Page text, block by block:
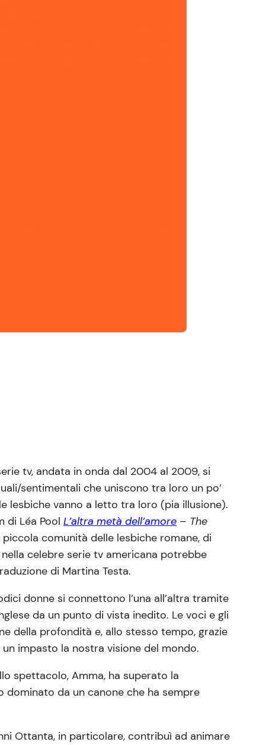
tv, andata in onda dal 2004 al 2009, si
sentimentali che uniscono tra loro un po’
lesbiche vanno a letto tra loro (pia illusione).
di Léa Pool L’altra metà dell’amore – The
comunità delle lesbiche romane, di
celebre serie tv americana potrebbe
di Martina Testa.
donne si connettono l’una all’altra tramite
da un punto di vista inedito. Le voci e gli
della profondità e, allo stesso tempo, grazie
impasto la nostra visione del mondo.
spettacolo, Amma, ha superato la
dominato da un canone che ha sempre
Ottanta, in particolare, contribuì ad animare